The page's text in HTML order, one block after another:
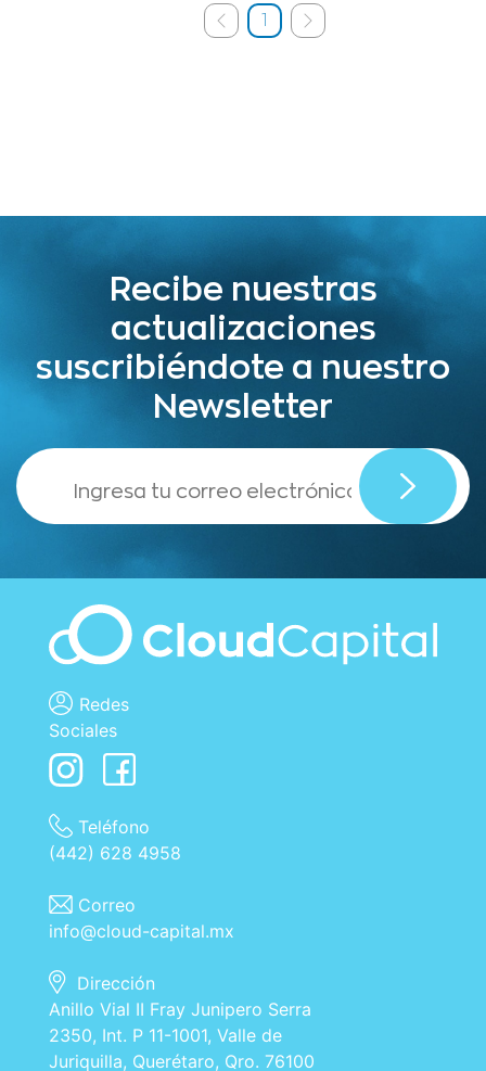
1
Recibe nuestras
actualizaciones
suscribiéndote a nuestro
Newsletter
,
Redes
Sociales
Teléfono
(442) 628 4958
Correo
info@cloud-capital.mx
Dirección
Anillo Vial II Fray Junipero Serra
2350, Int. P 11-1001, Valle de
Juriquilla, Querétaro, Qro. 76100